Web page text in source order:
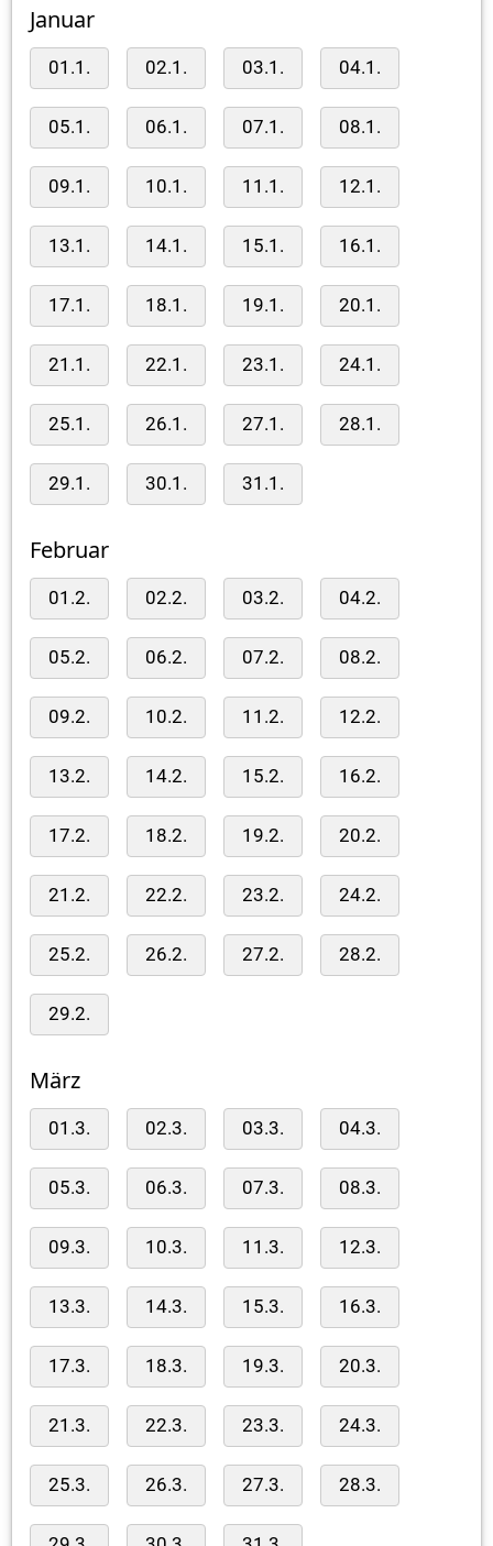
Januar
01.1. 02.1. 03.1. 04.1.
05.1. 06.1. 07.1. 08.1.
09.1. 10.1. 11.1. 12.1.
13.1. 14.1. 15.1. 16.1.
17.1. 18.1. 19.1. 20.1.
21.1. 22.1. 23.1. 24.1.
25.1. 26.1. 27.1. 28.1.
29.1. 30.1. 31.1.
Februar
01.2. 02.2. 03.2. 04.2.
05.2. 06.2. 07.2. 08.2.
09.2. 10.2. 11.2. 12.2.
13.2. 14.2. 15.2. 16.2.
17.2. 18.2. 19.2. 20.2.
21.2. 22.2. 23.2. 24.2.
25.2. 26.2. 27.2. 28.2.
29.2.
März
01.3. 02.3. 03.3. 04.3.
05.3. 06.3. 07.3. 08.3.
09.3. 10.3. 11.3. 12.3.
13.3. 14.3. 15.3. 16.3.
17.3. 18.3. 19.3. 20.3.
21.3. 22.3. 23.3. 24.3.
25.3. 26.3. 27.3. 28.3.